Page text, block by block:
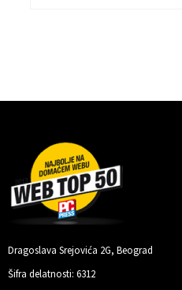
Dragoslava Srejovića 2G, Beograd
Šifra delatnosti: 6312